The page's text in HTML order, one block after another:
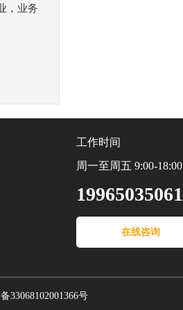
，业务
工作时间
周一至周五 9:00-18:00
19965035061
在线咨询
33068102001366号